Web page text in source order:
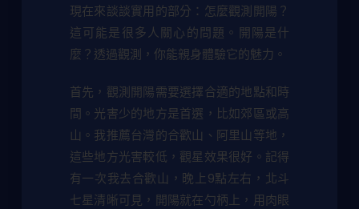
現在來談談實用的部分：怎麼觀測開陽？
這可能是很多人關心的問題。開陽是什
麼？透過觀測，你能親身體驗它的魅力。
首先，觀測開陽需要選擇合適的地點和時
間。光害少的地方是首選，比如郊區或高
山。我推薦台灣的合歡山、阿里山等地，
這些地方光害較低，觀星效果很好。記得
有一次我去合歡山，晚上9點左右，北斗
七星清晰可見，開陽就在勺柄上，用肉眼